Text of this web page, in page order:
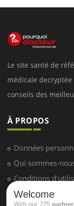
Le site santé de
médicale
conseils des
À PROPOS
Données
Qui sommes-
Conditions
Plan du site
Welcome
With our 225